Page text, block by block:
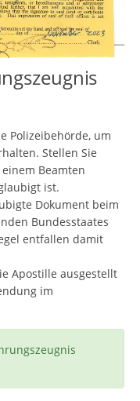
Polizeibehörde, um
Stellen Sie
Beamten
ist.
Dokument beim
Bundesstaates
entfallen damit
Apostille ausgestellt
im